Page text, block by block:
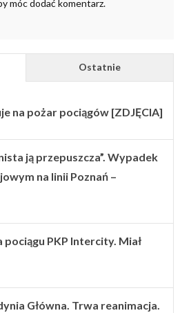
móc dodać komentarz.
Ostatnie
na pożar pociągów [ZDJĘCIA]
ją przepuszcza”. Wypadek
na linii Poznań –
PKP Intercity. Miał
Główna. Trwa reanimacja.